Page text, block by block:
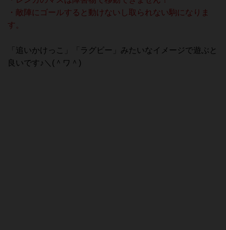
・敵陣にゴールすると動けないし取られない駒になりま
す。
「追いかけっこ」「ラグビー」みたいなイメージで遊ぶと
良いです♪＼(＾ワ＾)